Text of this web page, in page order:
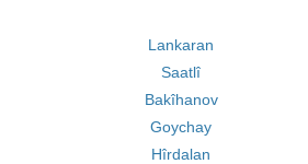
Lankaran
Saatlî
Bakîhanov
Goychay
Hîrdalan